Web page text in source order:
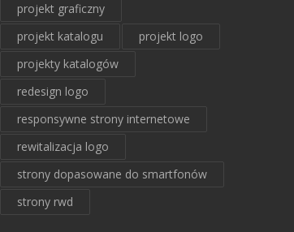
projekt graficzny
projekt katalogu
projekt logo
projekty katalogów
redesign logo
responsywne strony internetowe
rewitalizacja logo
strony dopasowane do smartfonów
strony rwd